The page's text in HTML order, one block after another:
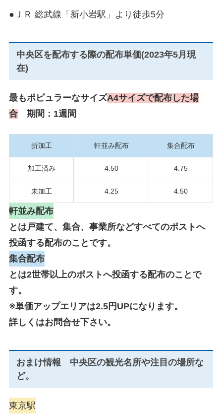
●ＪＲ 総武線 「新小岩駅」より徒歩5分
中央区を配布する際の配布単価(2023年5月現
在)
最もポピュラーなサイズA4サイズで配布した場
合 期間：1週間
折加工 軒並み配布 集合配布
加工済み 4.50 4.75
未加工 4.25 4.50
軒並み配布
とは戸建て、集合、事業所などすべてのポストへ
投函する配布のことです。
集合配布
とは2世帯以上のポストへ投函する配布のことで
す。
※単価アップエリアは2.5円UPになります。
詳しくはお問合せ下さい。
おまけ情報 中央区の観光名所や注目の場所な
ど。
東京駅